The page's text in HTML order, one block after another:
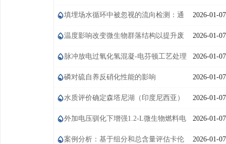
质土壤中植物萌发
准化 2026-01-07
填埋场水循环中被忽视的流向检测：通
过联合反演电阻率和自电位数据精准表征渗滤液分
布
2026-01-07
温度影响改变微生物群落结构以提升废
弃活性污泥短时好氧消化过程中的EPS产量和污泥脱
水性能
2026-01-07
脉冲放电过氧化氢混凝-电芬顿工艺处理
甲硝唑制药废水 2026-01-07
磷对硫自养反硝化性能的影响
2026-01-07
水质评价确定森塔尼湖（印度尼西亚）
营养状态和不同用途的适用性 2026-01-07
外加电压驯化下增强1.2-L微生物燃料电
池的发电能力 2026-01-07
案例分析：基于组分和总含量评估卡伦